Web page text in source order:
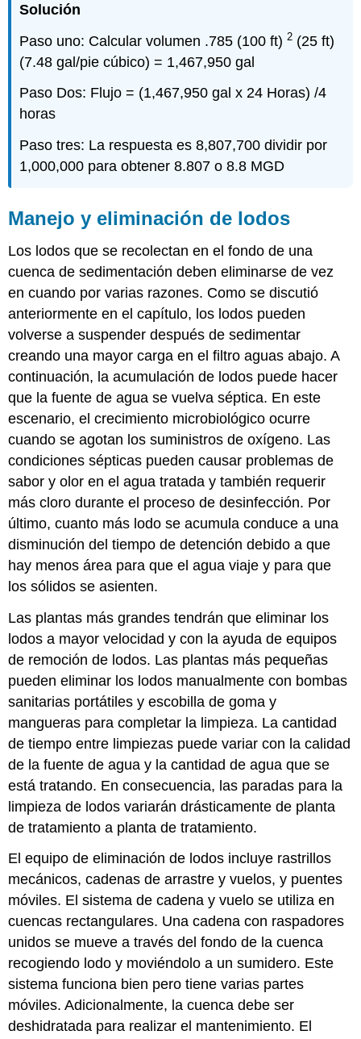
Solución
Paso uno: Calcular volumen .785 (100 ft)2 (25 ft)
(7.48 gal/pie cúbico) = 1,467,950 gal
Paso Dos: Flujo = (1,467,950 gal x 24 Horas) /4
horas
Paso tres: La respuesta es 8,807,700 dividir por
1,000,000 para obtener 8.807 o 8.8 MGD
Manejo y eliminación de lodos
Los lodos que se recolectan en el fondo de una
cuenca de sedimentación deben eliminarse de vez
en cuando por varias razones. Como se discutió
anteriormente en el capítulo, los lodos pueden
volverse a suspender después de sedimentar
creando una mayor carga en el filtro aguas abajo. A
continuación, la acumulación de lodos puede hacer
que la fuente de agua se vuelva séptica. En este
escenario, el crecimiento microbiológico ocurre
cuando se agotan los suministros de oxígeno. Las
condiciones sépticas pueden causar problemas de
sabor y olor en el agua tratada y también requerir
más cloro durante el proceso de desinfección. Por
último, cuanto más lodo se acumula conduce a una
disminución del tiempo de detención debido a que
hay menos área para que el agua viaje y para que
los sólidos se asienten.
Las plantas más grandes tendrán que eliminar los
lodos a mayor velocidad y con la ayuda de equipos
de remoción de lodos. Las plantas más pequeñas
pueden eliminar los lodos manualmente con bombas
sanitarias portátiles y escobilla de goma y
mangueras para completar la limpieza. La cantidad
de tiempo entre limpiezas puede variar con la calidad
de la fuente de agua y la cantidad de agua que se
está tratando. En consecuencia, las paradas para la
limpieza de lodos variarán drásticamente de planta
de tratamiento a planta de tratamiento.
El equipo de eliminación de lodos incluye rastrillos
mecánicos, cadenas de arrastre y vuelos, y puentes
móviles. El sistema de cadena y vuelo se utiliza en
cuencas rectangulares. Una cadena con raspadores
unidos se mueve a través del fondo de la cuenca
recogiendo lodo y moviéndolo a un sumidero. Este
sistema funciona bien pero tiene varias partes
móviles. Adicionalmente, la cuenca debe ser
deshidratada para realizar el mantenimiento. El